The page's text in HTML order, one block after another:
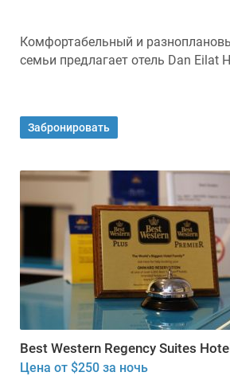
Комфортабельный и
семьи предлагает отель Dan Eilat
Забронировать
Best Western Regency Suites
Цена от $250 за ночь